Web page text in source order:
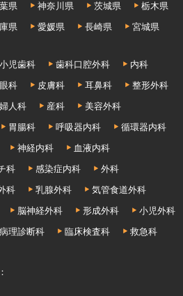
県 神奈川県 茨城県
栃木県
県 愛媛県 長崎県
宮城県
小児歯科 歯科口腔外科
内科
眼科 皮膚科 耳鼻科
整形外科
婦人科 産科
美容外科
胃腸科 呼吸器内科
循環器内科
神経内科
血液内科
科 感染症内科
外科
科 乳腺外科
気管食道外科
脳神経外科 形成外科
小児外科
病理診断科 臨床検査科
救急科